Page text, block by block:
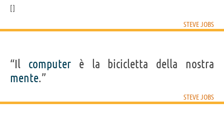
STEVE JOBS
“Il computerè la bicicletta della nostra
mente.”
STEVE JOBS